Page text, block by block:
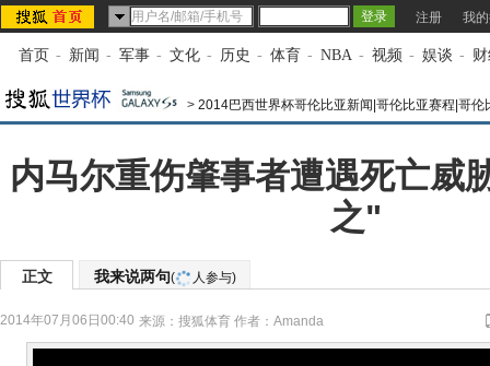
注册 我
首页 - 新闻 - 军事 - 文化 - 历史 - 体育 - NBA - 视频 - 娱谈 -
> 2014巴西世界杯哥伦比亚新闻|哥伦比亚赛程|哥伦
内马尔重伤肇事者遭遇死亡威
之"
正文 我来说两句( 人参与)
2014年07月06日00:40 来源： 搜狐体育 作者：Amanda